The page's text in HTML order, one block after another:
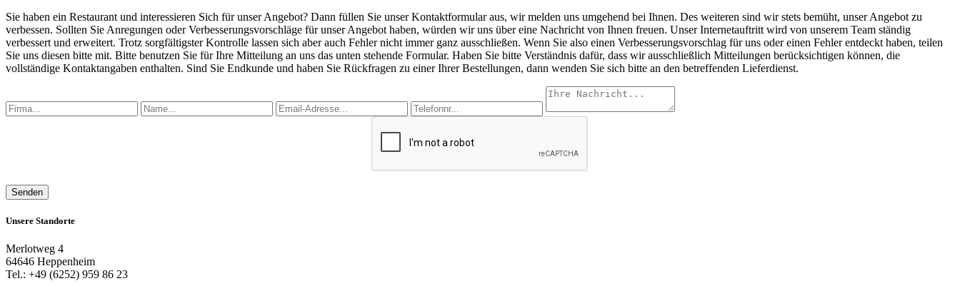
Sie haben ein Restaurant und interessieren Sich für unser Angebot? Dann füllen Sie unser Kontaktformular aus, wir melden uns umgehend bei Ihnen. Des weiteren sind wir stets bemüht, unser Angebot zu
verbessen. Sollten Sie Anregungen oder Verbesserungsvorschläge für unser Angebot haben, würden wir uns über eine Nachricht von Ihnen freuen. Unser Internetauftritt wird von unserem Team ständig
verbessert und erweitert. Trotz sorgfältigster Kontrolle lassen sich aber auch Fehler nicht immer ganz ausschließen. Wenn Sie also einen Verbesserungsvorschlag für uns oder einen Fehler entdeckt haben, teilen
Sie uns diesen bitte mit. Bitte benutzen Sie für Ihre Mitteilung an uns das unten stehende Formular. Haben Sie bitte Verständnis dafür, dass wir ausschließlich Mitteilungen berücksichtigen können, die
vollständige Kontaktangaben enthalten. Sind Sie Endkunde und haben Sie Rückfragen zu einer Ihrer Bestellungen, dann wenden Sie sich bitte an den betreffenden Lieferdienst.
Senden
Unsere Standorte
Merlotweg 4
64646 Heppenheim
Tel.: +49 (6252) 959 86 23